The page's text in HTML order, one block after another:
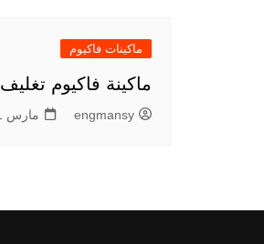
ماكينات فاكيوم
ماكينة فاكيوم تغليف
engmansy مارس 31, 2020